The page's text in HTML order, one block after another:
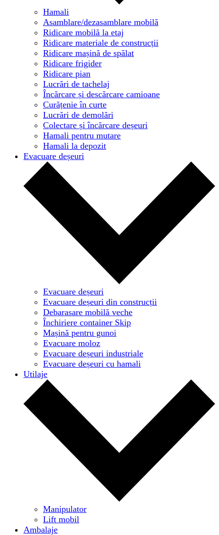
Hamali
Asamblare/dezasamblare mobilă
Ridicare mobilă la etaj
Ridicare materiale de construcții
Ridicare mașină de spălat
Ridicare frigider
Ridicare pian
Lucrări de tachelaj
Încărcare și descărcare camioane
Curățenie în curte
Lucrări de demolări
Colectare și încărcare deșeuri
Hamali pentru mutare
Hamali la depozit
Evacuare deșeuri
Evacuare deșeuri
Evacuare deșeuri din construcții
Debarasare mobilă veche
Închiriere container Skip
Mașină pentru gunoi
Evacuare moloz
Evacuare deșeuri industriale
Evacuare deșeuri cu hamali
Utilaje
Manipulator
Lift mobil
Ambalaje